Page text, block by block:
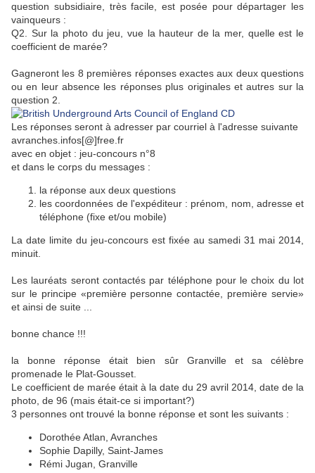
question subsidiaire, très facile, est posée pour départager les
vainqueurs :
Q2. Sur la photo du jeu, vue la hauteur de la mer, quelle est le
coefficient de marée?
Gagneront les 8 premières réponses exactes aux deux questions
ou en leur absence les réponses plus originales et autres sur la
question 2.
Les réponses seront à adresser par courriel à l'adresse suivante
avranches.infos[@]free.fr
avec en objet : jeu-concours n°8
et dans le corps du messages :
la réponse aux deux questions
les coordonnées de l'expéditeur : prénom, nom, adresse et
téléphone (fixe et/ou mobile)
La date limite du jeu-concours est fixée au samedi 31 mai 2014,
minuit.
Les lauréats seront contactés par téléphone pour le choix du lot
sur le principe «première personne contactée, première servie»
et ainsi de suite ...
bonne chance !!!
la bonne réponse était bien sûr Granville et sa célèbre
promenade le Plat-Gousset.
Le coefficient de marée était à la date du 29 avril 2014, date de la
photo, de 96 (mais était-ce si important?)
3 personnes ont trouvé la bonne réponse et sont les suivants :
Dorothée Atlan, Avranches
Sophie Dapilly, Saint-James
Rémi Jugan, Granville